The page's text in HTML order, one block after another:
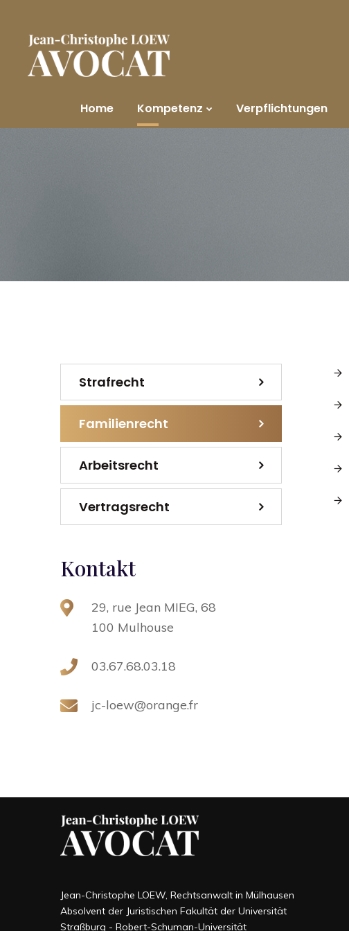
Home Kompetenz Verpflichtungen
Strafrecht
Familienrecht
Arbeitsrecht
Vertragsrecht
Kontakt
29, rue Jean MIEG, 68
100 Mulhouse
03.67.68.03.18
jc-loew@orange.fr
Jean-Christophe LOEW, Rechtsanwalt in Mülhausen
Absolvent der Juristischen Fakultät der Universität
Straßburg - Robert-Schuman-Universität